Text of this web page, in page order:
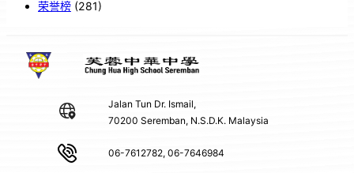
荣誉榜 (281)
Jalan Tun Dr. Ismail,
70200 Seremban, N.S.D.K. Malaysia
06-7612782, 06-7646984